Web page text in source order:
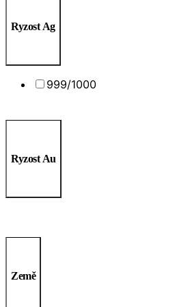
Ryzost Ag
999/1000
Ryzost Au
Země